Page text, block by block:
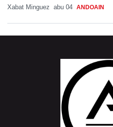
Xabat Minguez abu 04 ANDOAIN